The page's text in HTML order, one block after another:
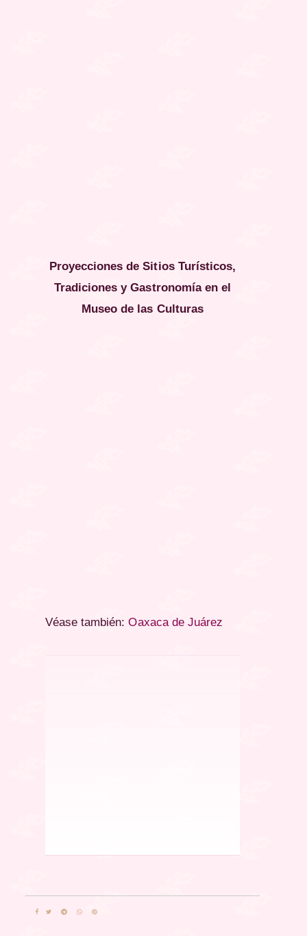
Proyecciones de Sitios Turísticos,
Tradiciones y Gastronomía en el
Museo de las Culturas
Véasetambién:Oaxaca de Juárez